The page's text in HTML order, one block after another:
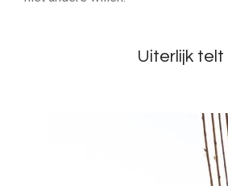
Uiterlijk telt